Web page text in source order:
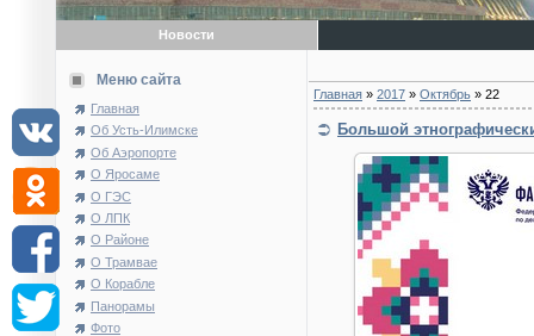
Новости
Меню сайта
Главная
Об Усть-Илимске
Об Аэропорте
О Яросаме
О ГЭС
О ЛПК
О Районе
О Трамвае
О Корабле
Панорамы
Фото
Главная » 2017 » Октябрь » 22
Большой